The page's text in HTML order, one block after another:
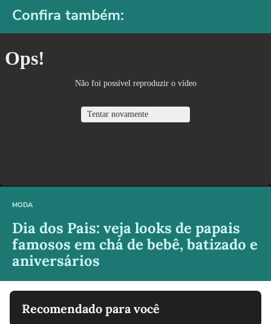
Confira também:
MODA
Dia dos Pais: veja looks de papais
famosos em chá de bebê, batizado e
aniversários
Recomendado para você